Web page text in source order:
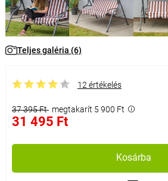
Teljes galéria (6)
12 értékelés
37 395 Ft megtakarít 5 900 Ft
31 495 Ft
Kosárba